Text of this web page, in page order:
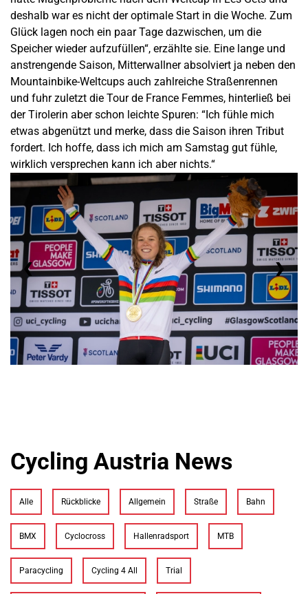
deshalb war es nicht der optimale Start in die Woche. Zum
Glück lagen noch ein paar Tage dazwischen, um die
Speicher wieder aufzufüllen“, erzählte sie. Eine lange und
anstrengende Saison, Mitterwallner absolviert ja neben den
Mountainbike-Weltcups auch zahlreiche Straßenrennen
und fuhr zuletzt die Tour de France Femmes, hinterließ bei
der Tirolerin aber schon leichte Spuren: “Ich fühle mich
etwas abgenützt und merke, dass die Saison ihren Tribut
fordert. Ich hoffe, dass ich mich am Samstag gut fühle,
wirklich versprechen kann ich aber nichts.“
Cycling Austria News
Alle Rückblicke Allgemein Straße Bahn
BMX Cyclocross Hallenradsport MTB
Paracycling Cycling 4 All Trial